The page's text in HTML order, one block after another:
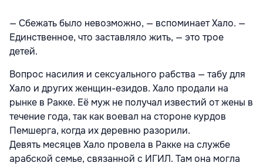
— Сбежать было невозможно, — вспоминает Хало. —
Единственное, что заставляло жить, — это трое
детей.
Вопрос насилия и сексуального рабства — табу для
Хало и других женщин-езидов. Хало продали на
рынке в Ракке. Её муж не получал известий от жены в
течение года, так как воевал на стороне курдов
Пемшерга, когда их деревню разорили.
Девять месяцев Хало провела в Ракке на службе
арабской семье, связанной с ИГИЛ. Там она могла